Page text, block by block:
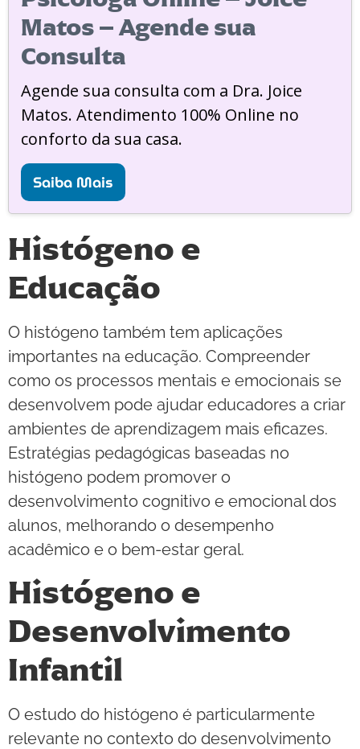
Matos – Agende sua
Consulta
Agende sua consulta com a Dra. Joice
Matos. Atendimento 100% Online no
conforto da sua casa.
Saiba Mais
Histógeno e
Educação
O histógeno também tem aplicações
importantes na educação. Compreender
como os processos mentais e emocionais se
desenvolvem pode ajudar educadores a criar
ambientes de aprendizagem mais eficazes.
Estratégias pedagógicas baseadas no
histógeno podem promover o
desenvolvimento cognitivo e emocional dos
alunos, melhorando o desempenho
acadêmico e o bem-estar geral.
Histógeno e
Desenvolvimento
Infantil
O estudo do histógeno é particularmente
relevante no contexto do desenvolvimento